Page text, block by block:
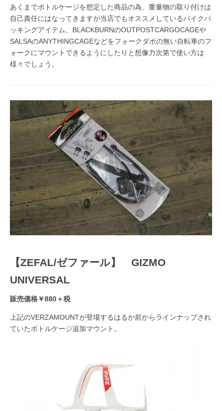
あくまでボトルケージを想定した商品の為、重量物の取り付けは
自己責任にはなってきますが当店でもオススメしているバイクパ
ッキングアイテム、BLACKBURNのOUTPOSTCARGOCAGEや
SALSAのANYTHINGCAGEなどをフォークダボの無い自転車のフ
ォークにマウントできるようにしたりと想像力次第で使い方は
様々でしょう。
【ZEFAL/ゼファール】 GIZMO
UNIVERSAL
販売価格￥880＋税
上記のVERZAMOUNTが登場するはるか前からラインナップされ
ていたボトルケージ追加マウント。